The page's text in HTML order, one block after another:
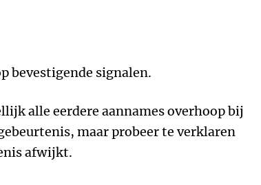
bevestigende signalen.
alle eerdere aannames overhoop bij
maar probeer te verklaren
afwijkt.